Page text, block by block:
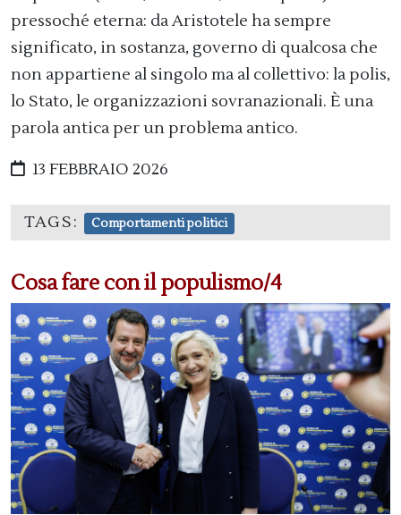
pressoché eterna: da Aristotele ha sempre
significato, in sostanza, governo di qualcosa che
non appartiene al singolo ma al collettivo: la polis,
lo Stato, le organizzazioni sovranazionali. È una
parola antica per un problema antico.
13 FEBBRAIO 2026
TAGS: Comportamenti politici
Cosa fare con il populismo/4